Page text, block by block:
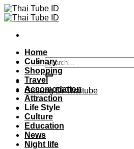
Skip
to
Gabung Di Thaitube
Home
Culinary
Shopping
Travel
Accomodation
Attraction
Life Style
Culture
Education
News
Night life